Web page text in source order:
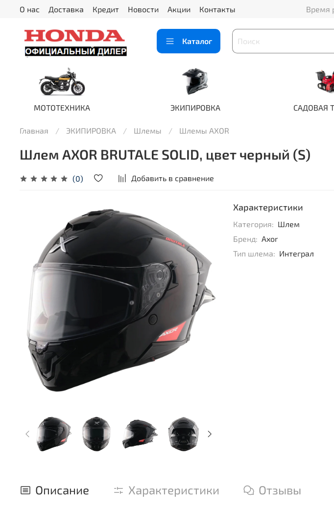
О нас Доставка Кредит Новости Акции Контакты Время
Каталог
МОТОТЕХНИКА ЭКИПИРОВКА САДОВАЯ
Главная
ЭКИПИРОВКА Шлемы Шлемы AXOR
Шлем AXOR BRUTALE SOLID, цвет черный (S)
(0) Добавить в сравнение
Характеристики
Категория: Шлем
Бренд: Axor
Тип шлема: Интеграл
Описание Характеристики Отзывы